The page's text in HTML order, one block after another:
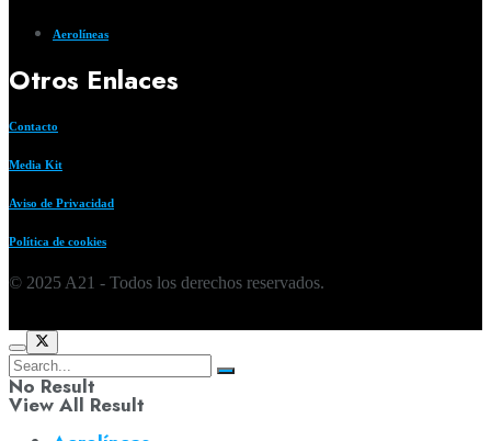
Aerolíneas
Otros Enlaces
Contacto
Media Kit
Aviso de Privacidad
Política de cookies
© 2025 A21 - Todos los derechos reservados.
No Result
View All Result